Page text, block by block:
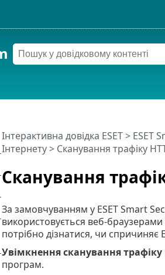
Сканування
Інтерактивна довідка ESET> ESET
Інтернету> Сканування трафіку
За замовчуванням у ESET Smart
використовується веб-
потрібно дізнатися, чи
Увімкнення сканування трафіку
програм.